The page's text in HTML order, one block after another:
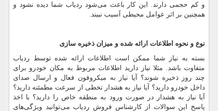
و کم حجمی دارند. این کار باعث میشود ردیاب شما دیده نشود و
همچنین بر اثر عوامل محیطی آسیب نبیند.
نوع و نحوه اطلاعات ارائه شده و میزان ذخیره سازی
بسته به نیاز شما ممکن است اطلاعات ارائه شده توسط ردیاب
متفاوت باشد. مثلا نیاز دارید اطلاعات مربوط به مکان خودرو برای
چند روز ذخیره شوند؟ آیا نیاز به میکروفون فعال و ارسال صدای
داخل خودرو دارید؟ آیا نیاز به هشدار تخطی از سرعت مطمئنه دارید؟
آیا نیاز به هشدار در صورت ورود به منطقه خاص را دارید؟ با اخذ
پاسخ این سوالات از کارشناس فروش ردیاب میتوانید ویژگیهای